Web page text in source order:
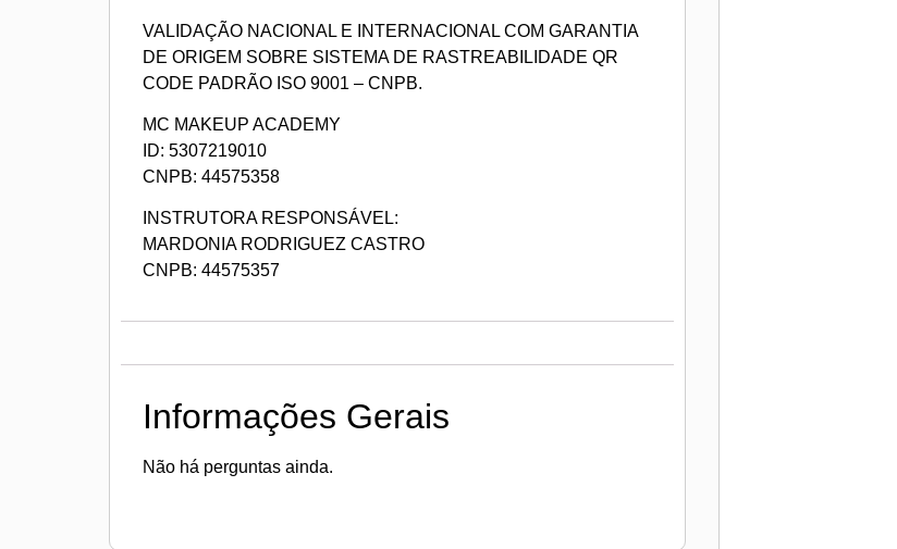
VALIDAÇÃO NACIONAL E INTERNACIONAL COM GARANTIA
DE ORIGEM SOBRE SISTEMA DE RASTREABILIDADE QR
CODE PADRÃO ISO 9001 – CNPB.
MC MAKEUP ACADEMY
ID: 5307219010
CNPB: 44575358
INSTRUTORA RESPONSÁVEL:
MARDONIA RODRIGUEZ CASTRO
CNPB: 44575357
Informações Gerais
Não há perguntas ainda.